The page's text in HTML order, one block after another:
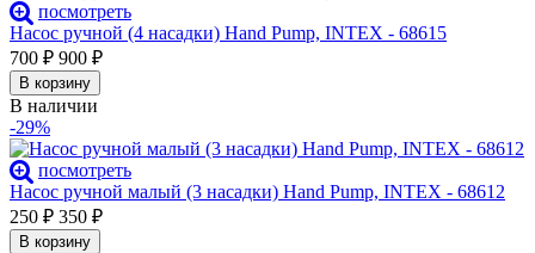
посмотреть
Насос ручной (4 насадки) Hand Pump, INTEX - 68615
700 ₽ 900 ₽
В корзину
В наличии
-29%
посмотреть
Насос ручной малый (3 насадки) Hand Pump, INTEX - 68612
250 ₽ 350 ₽
В корзину